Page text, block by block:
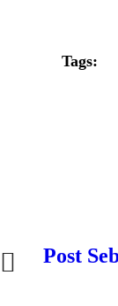
Tags:
Navigasi pos
Post